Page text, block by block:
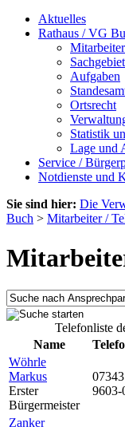
Aktuelles
Rathaus / VG
Aufgaben
Ortsrecht
Statistik
Lage und
Service /
Notdienste und
Sie sind hier: Die
Buch > Mitarbeiter /
Telefonliste
Name
Wöhrle
Markus
Erster
Bürgermeister
07343
9603-
Zanker